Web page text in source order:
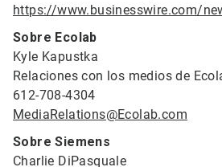
https://www.businesswire.com/
Sobre Ecolab
Kyle Kapustka
Relaciones con los medios de
612-708-4304
MediaRelations@Ecolab.com
Sobre Siemens
Charlie DiPasquale